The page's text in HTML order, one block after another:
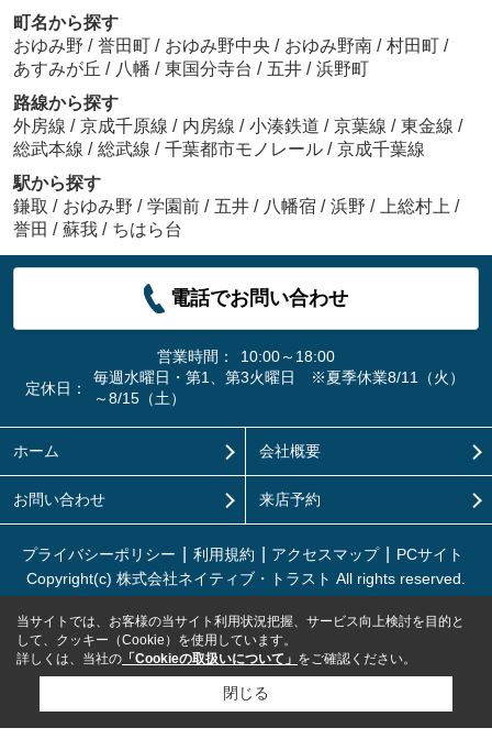
町名から探す
おゆみ野 / 誉田町 / おゆみ野中央 / おゆみ野南 / 村田町 /
あすみが丘 / 八幡 / 東国分寺台 / 五井 / 浜野町
路線から探す
外房線 / 京成千原線 / 内房線 / 小湊鉄道 / 京葉線 / 東金線 /
総武本線 / 総武線 / 千葉都市モノレール / 京成千葉線
駅から探す
鎌取 / おゆみ野 / 学園前 / 五井 / 八幡宿 / 浜野 / 上総村上 /
誉田 / 蘇我 / ちはら台
電話でお問い合わせ
営業時間：
10:00～18:00
定休日：
毎週水曜日・第1、第3火曜日 ※夏季休業8/11（火）
～8/15（土）
ホーム 会社概要
お問い合わせ 来店予約
プライバシーポリシー 利用規約 アクセスマップ
PCサイト
Copyright(c) 株式会社ネイティブ・トラスト All rights reserved.
当サイトでは、お客様の当サイト利用状況把握、サービス向上検討を目的と
して、クッキー（Cookie）を使用しています。
詳しくは、当社の 「Cookieの取扱いについて」 をご確認ください。
閉じる